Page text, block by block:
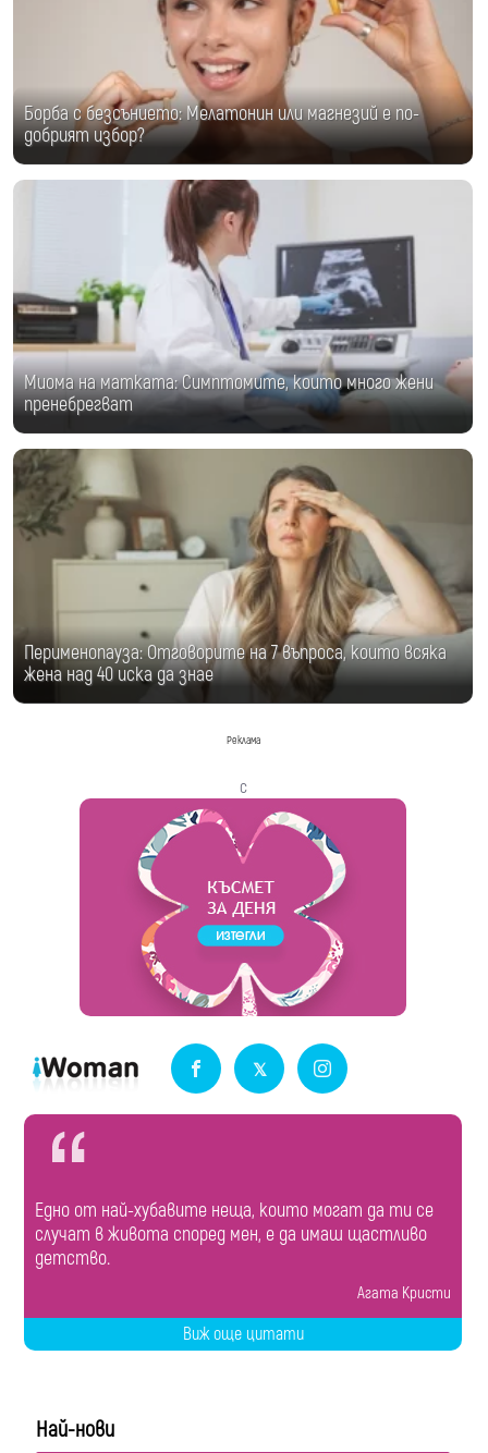
Борба с безсънието: Мелатонин или магнезий е по-
добрият избор?
Миома на матката: Симптомите, които много жени
пренебрегват
Перименопауза: Отговорите на 7 въпроса, които всяка
жена над 40 иска да знае
Реклама
с
Едно от най-хубавите неща, които могат да ти се
случат в живота според мен, е да имаш щастливо
детство.
Агата Кристи
Виж още цитати
Най-нови